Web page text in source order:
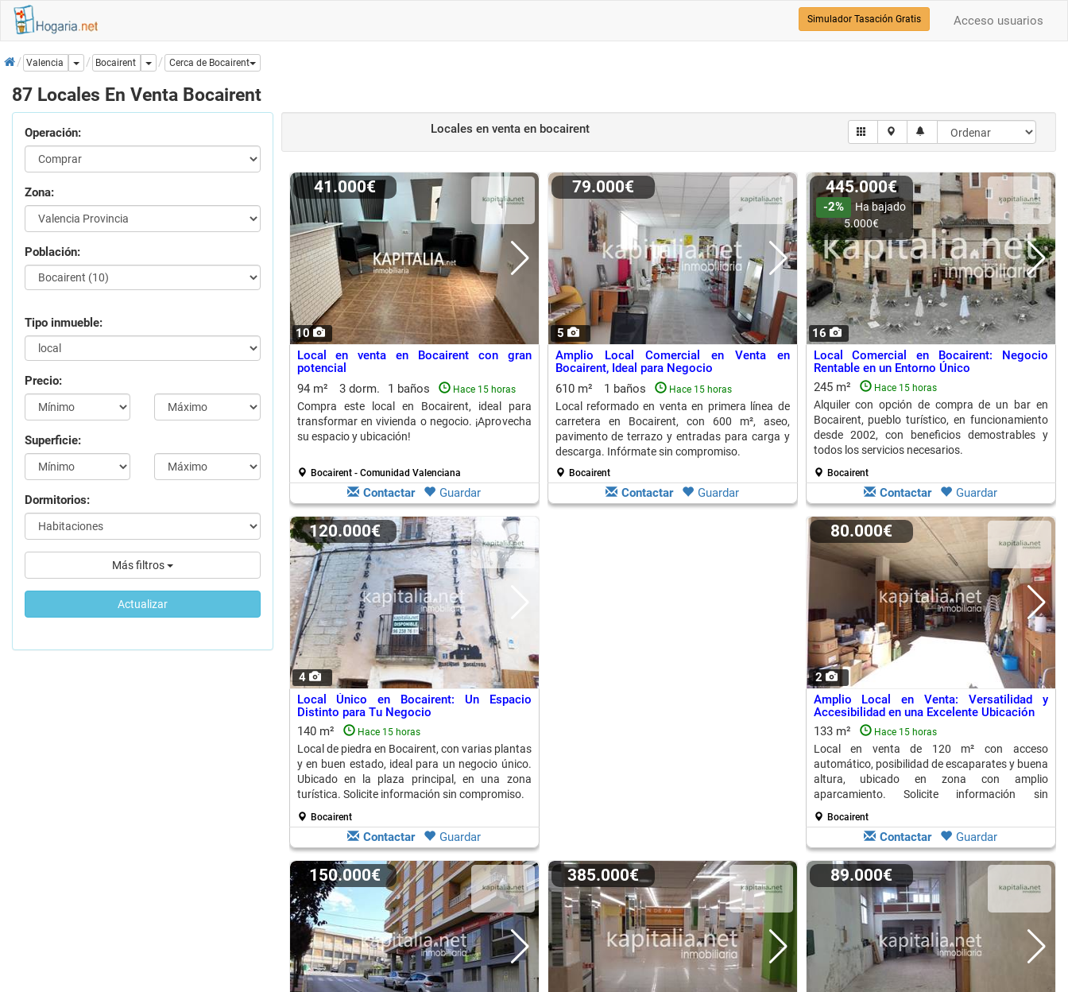
Acceso usuarios
Simulador Tasación Gratis
InicioValencia Dropdown
Bocairent Dropdown
Cerca de Bocairent
87 Locales En Venta Bocairent
Operación:
Zona:
Población:
Tipo inmueble:
Precio:
Superficie:
Dormitorios:
Más filtros
Actualizar
Locales en venta en bocairent
10
41.000€
Local en venta en Bocairent con gran
potencial
94 m²
3 dorm. 1 baños Hace 15 horas
Compra este local en Bocairent, ideal para
transformar en vivienda o negocio. ¡Aprovecha
su espacio y ubicación!
Bocairent - Comunidad Valenciana
Contactar Guardar
5
79.000€
Amplio Local Comercial en Venta en
Bocairent, Ideal para Negocio
610 m²
1 baños Hace 15 horas
Local reformado en venta en primera línea de
carretera en Bocairent, con 600 m², aseo,
pavimento de terrazo y entradas para carga y
descarga. Infórmate sin compromiso.
Bocairent
Contactar Guardar
16
445.000€
-2%
Ha bajado
5.000€
Local Comercial en Bocairent: Negocio
Rentable en un Entorno Único
245 m²
Hace 15 horas
Alquiler con opción de compra de un bar en
Bocairent, pueblo turístico, en funcionamiento
desde 2002, con beneficios demostrables y
todos los servicios necesarios.
Bocairent
Contactar Guardar
4
120.000€
Local Único en Bocairent: Un Espacio
Distinto para Tu Negocio
140 m²
Hace 15 horas
Local de piedra en Bocairent, con varias plantas
y en buen estado, ideal para un negocio único.
Ubicado en la plaza principal, en una zona
turística. Solicite información sin compromiso.
Bocairent
Contactar Guardar
2
80.000€
Amplio Local en Venta: Versatilidad y
Accesibilidad en una Excelente Ubicación
133 m²
Hace 15 horas
Local en venta de 120 m² con acceso
automático, posibilidad de escaparates y buena
altura, ubicado en zona con amplio
aparcamiento. Solicite información sin
compromiso.
Bocairent
Contactar Guardar
150.000€ 385.000€ 89.000€